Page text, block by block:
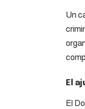
Un
El
El